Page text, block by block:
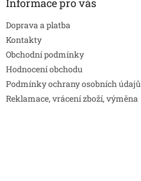
Informace pro vás
Doprava a platba
Kontakty
Obchodní podmínky
Hodnocení obchodu
Podmínky ochrany osobních údajů
Reklamace, vrácení zboží, výměna